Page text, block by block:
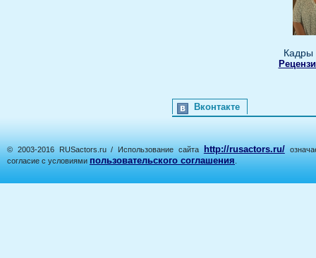
Кадры
Вконтакте
© 2003-2016 RUSactors.ru / Использование сайта http://rusactors.ru/
согласие с условиями пользовательского соглашения